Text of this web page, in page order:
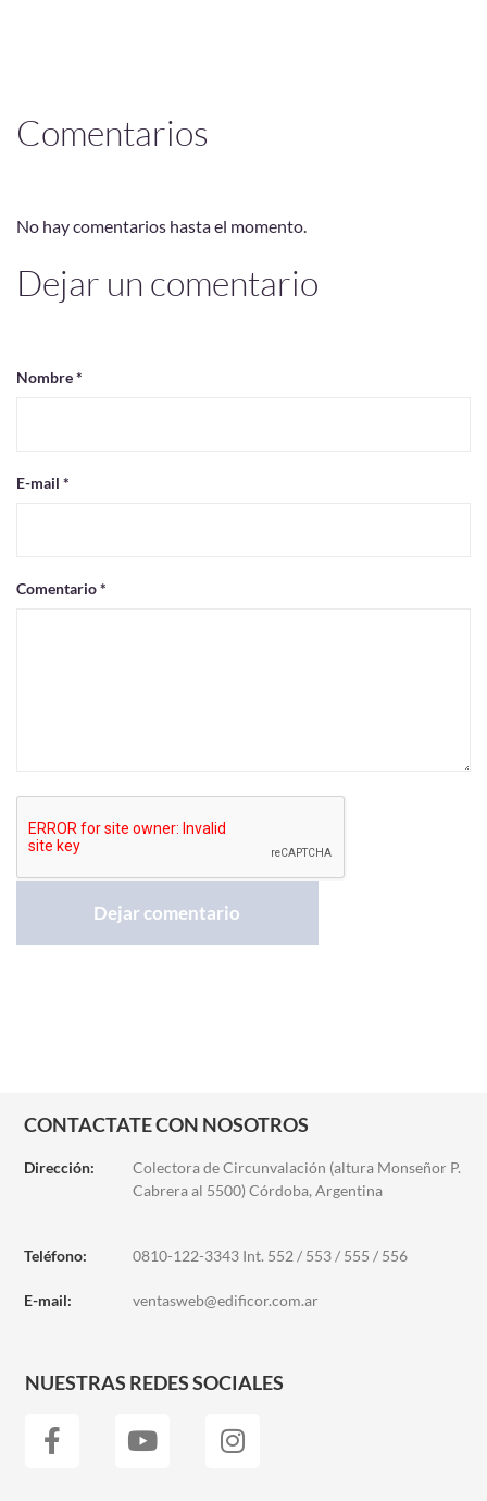
Comentarios
No hay comentarios hasta el momento.
Dejar un comentario
Nombre *
E-mail *
Comentario *
CONTACTATE CON NOSOTROS
Dirección:
Colectora de Circunvalación (altura Monseñor P.
Cabrera al 5500) Córdoba, Argentina
Teléfono: 0810-122-3343 Int. 552 / 553 / 555 / 556
E-mail: ventasweb@edificor.com.ar
NUESTRAS REDES SOCIALES